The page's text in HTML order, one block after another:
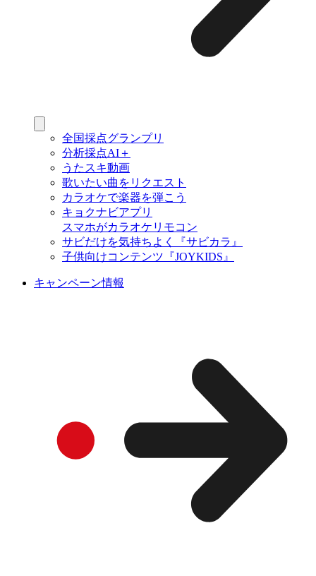
全国採点グランプリ
分析採点AI＋
うたスキ動画
歌いたい曲をリクエスト
カラオケで楽器を弾こう
キョクナビアプリ
スマホがカラオケリモコン
サビだけを気持ちよく『サビカラ』
子供向けコンテンツ『JOYKIDS』
キャンペーン情報